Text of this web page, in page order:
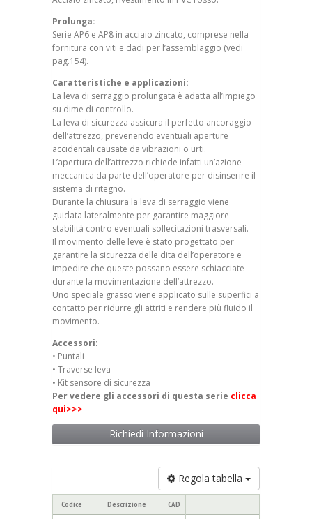
Prolunga:
Serie AP6 e AP8 in acciaio zincato, comprese nella
fornitura con viti e dadi per l’assemblaggio (vedi
pag.154).
Caratteristiche e applicazioni:
La leva di serraggio prolungata è adatta all’impiego
su dime di controllo.
La leva di sicurezza assicura il perfetto ancoraggio
dell’attrezzo, prevenendo eventuali aperture
accidentali causate da vibrazioni o urti.
L’apertura dell’attrezzo richiede infatti un’azione
meccanica da parte dell’operatore per disinserire il
sistema di ritegno.
Durante la chiusura la leva di serraggio viene
guidata lateralmente per garantire maggiore
stabilità contro eventuali sollecitazioni trasversali.
Il movimento delle leve è stato progettato per
garantire la sicurezza delle dita dell’operatore e
impedire che queste possano essere schiacciate
durante la movimentazione dell’attrezzo.
Uno speciale grasso viene applicato sulle superfici a
contatto per ridurre gli attriti e rendere più fluido il
movimento.
Accessori:
• Puntali
• Traverse leva
• Kit sensore di sicurezza
Per vedere gli accessori di questa serie clicca
qui>>>
Richiedi Informazioni
Regola tabella
Codice Descrizione CAD